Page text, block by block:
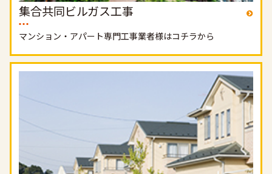
集合共同ビルガス工事
マンション・アパート専門工事業者様はコチラから